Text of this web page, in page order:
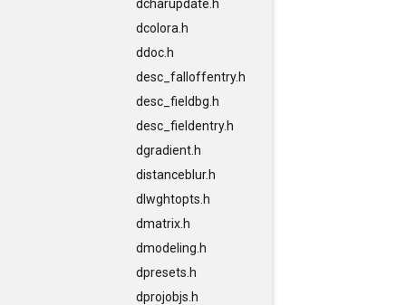
dcharupdate.h
dcolora.h
ddoc.h
desc_falloffentry.h
desc_fieldbg.h
desc_fieldentry.h
dgradient.h
distanceblur.h
dlwghtopts.h
dmatrix.h
dmodeling.h
dpresets.h
dprojobjs.h